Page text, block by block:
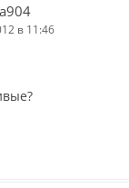
в 11:46